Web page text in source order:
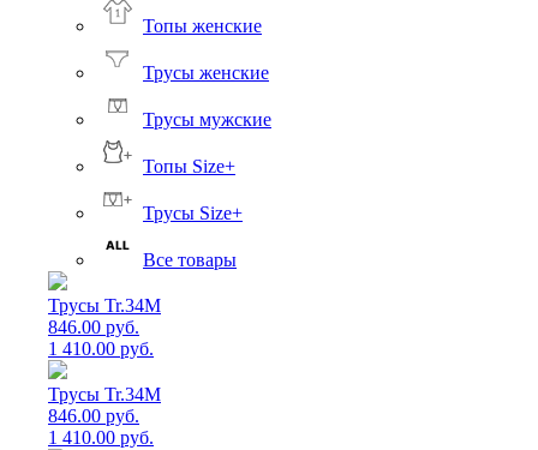
Топы женские
Трусы женские
Трусы мужские
Топы Size+
Трусы Size+
Все товары
Трусы Tr.34M
846.00 руб.
1 410.00 руб.
Трусы Tr.34M
846.00 руб.
1 410.00 руб.